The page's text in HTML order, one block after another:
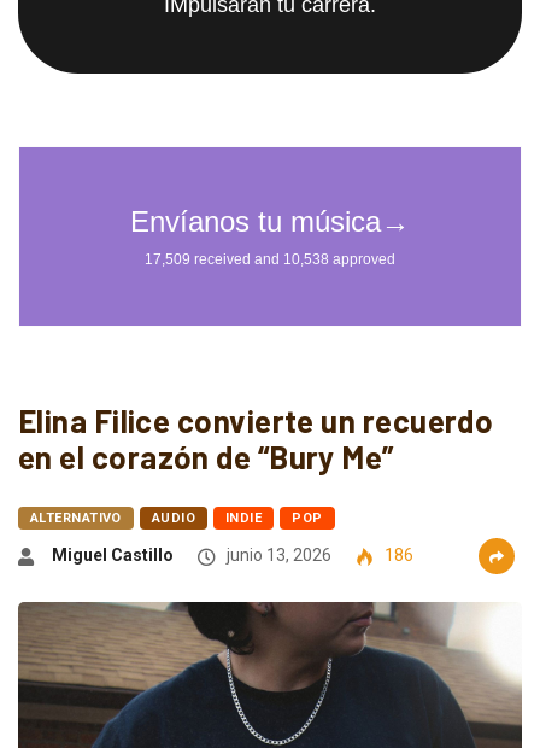
Elina Filice convierte un recuerdo
en el corazón de “Bury Me”
ALTERNATIVO AUDIO INDIE POP
Miguel Castillo junio 13, 2026 186